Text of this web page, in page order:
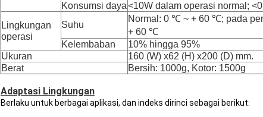
Konsumsi daya<10W dalam operasi normal;
Lingkungan
operasi
Suhu
Normal: 0 ℃ ~ + 60 ℃; pada
+ 60 ℃
Kelembaban
10% hingga 95%
Ukuran
160 (W) x62 (H) x200 (D) mm.
Berat
Bersih: 1000g, Kotor: 1500g
Adaptasi Lingkungan
Berlaku untuk berbagai aplikasi, dan indeks dirinci sebagai berikut: